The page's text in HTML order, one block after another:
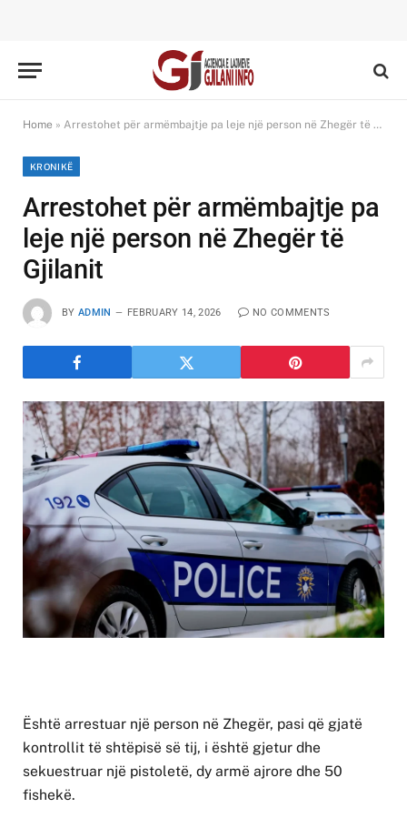
Home » Arrestohet për armëmbajtje pa leje një person në Zhegër të Gjilanit
KRONIKË
Arrestohet për armëmbajtje pa
leje një person në Zhegër të
Gjilanit
BY ADMIN FEBRUARY 14, 2026 NO COMMENTS
Është arrestuar një person në Zhegër, pasi që gjatë
kontrollit të shtëpisë së tij, i është gjetur dhe
sekuestruar një pistoletë, dy armë ajrore dhe 50
fishekë.